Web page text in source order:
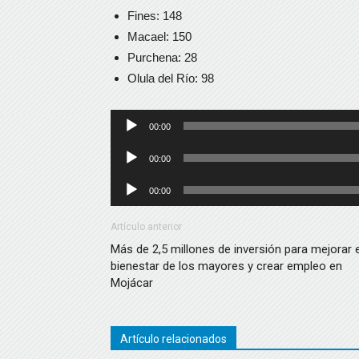
Fines: 148
Macael: 150
Purchena: 28
Olula del Río: 98
Reproductor
audio
00:00
Reproductor
audio
00:00
Reproductor
de
audio
00:00
Artículo anterior
Más de 2,5 millones de inversión para mejorar
bienestar de los mayores y crear empleo en
Mojácar
Artículo relacionados